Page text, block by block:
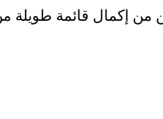
من إكمال قائمة طويلة